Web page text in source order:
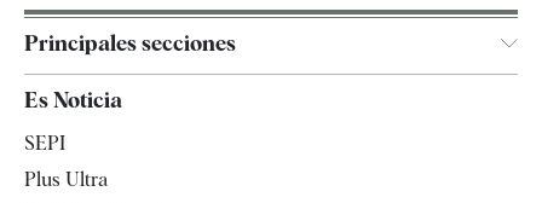
Principales secciones
España
Es Noticia
SEPI
Plus Ultra